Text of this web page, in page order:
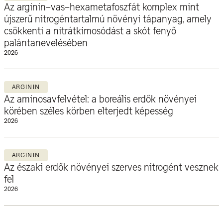
Az arginin–vas–hexametafoszfát komplex mint
újszerű nitrogéntartalmú növényi tápanyag, amely
csökkenti a nitrátkimosódást a skót fenyő
palántanevelésében
2026
ARGININ
Az aminosavfelvétel: a boreális erdők növényei
körében széles körben elterjedt képesség
2026
ARGININ
Az északi erdők növényei szerves nitrogént vesznek
fel
2026